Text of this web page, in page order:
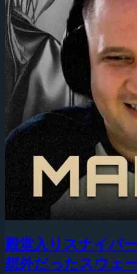
殿堂入りスナイパ
想外だったスウェ